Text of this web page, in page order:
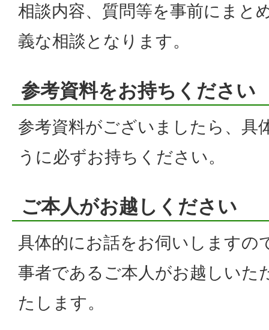
相談内容、質問等を事前にまと
義な相談となります。
参考資料をお持ちください
参考資料がございましたら、具
うに必ずお持ちください。
ご本人がお越しください
具体的にお話をお伺いしますの
事者であるご本人がお越しいた
たします。